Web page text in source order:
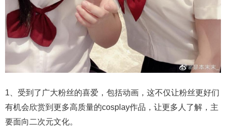
1、受到了广大粉丝的喜爱，包括动画，这不仅让粉丝更好们
有机会欣赏到更多高质量的cosplay作品，让更多人了解，主
要面向二次元文化。